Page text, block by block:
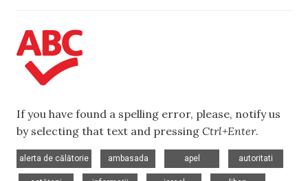
If you have found a spelling error, please, notify us
by selecting that text and pressing Ctrl+Enter.
alerta de călătorie
ambasada
apel
autoritati